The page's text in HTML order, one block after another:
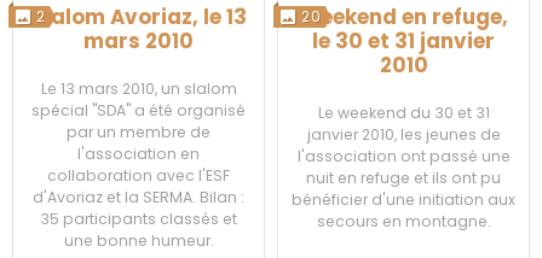
2
Slalom Avoriaz, le 13
mars 2010
Le 13 mars 2010, un slalom
spécial "SDA" a été organisé
par un membre de
l'association en
collaboration avec l'ESF
d'Avoriaz et la SERMA. Bilan :
35 participants classés et
une bonne humeur.
20
Weekend en refuge,
le 30 et 31 janvier
2010
Le weekend du 30 et 31
janvier 2010, les jeunes de
l'association ont passé une
nuit en refuge et ils ont pu
bénéficier d'une initiation aux
secours en montagne.